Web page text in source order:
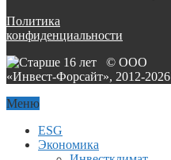
Политика
конфиденциальности
© ООО
«Инвест-Форсайт», 2012-2026
Меню
ESG
Экономика